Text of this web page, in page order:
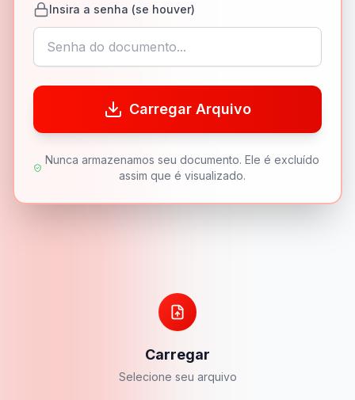
Insira a senha (se houver)
Carregar Arquivo
Nunca armazenamos seu documento. Ele é excluído
assim que é visualizado.
Carregar
Selecione seu arquivo